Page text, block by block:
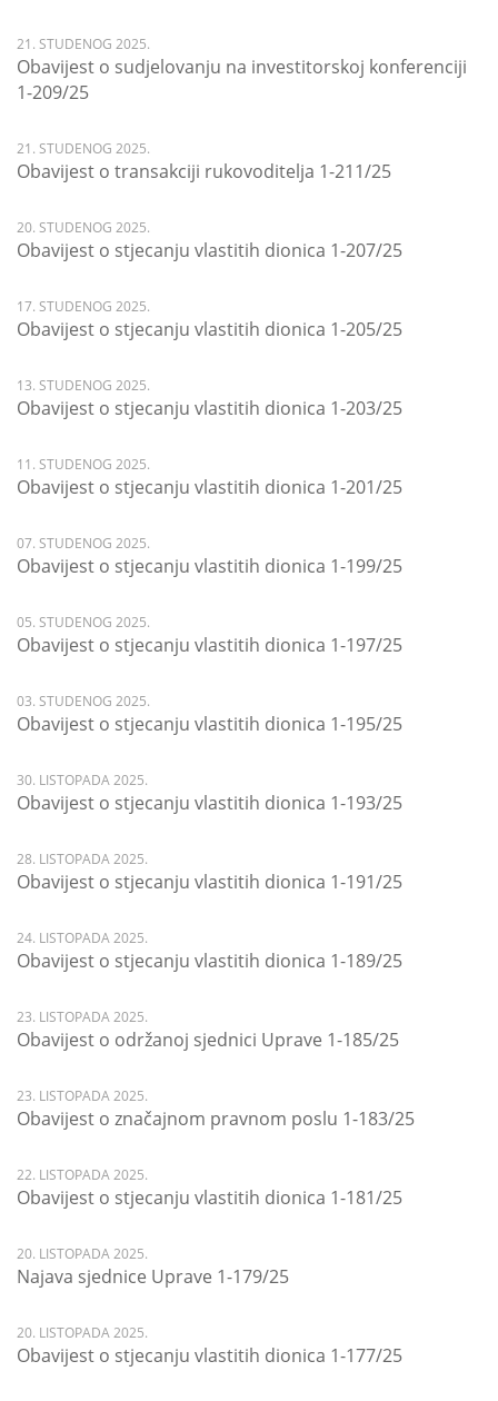
21. STUDENOG 2025.
Obavijest o sudjelovanju na investitorskoj konferenciji
1-209/25
21. STUDENOG 2025.
Obavijest o transakciji rukovoditelja 1-211/25
20. STUDENOG 2025.
Obavijest o stjecanju vlastitih dionica 1-207/25
17. STUDENOG 2025.
Obavijest o stjecanju vlastitih dionica 1-205/25
13. STUDENOG 2025.
Obavijest o stjecanju vlastitih dionica 1-203/25
11. STUDENOG 2025.
Obavijest o stjecanju vlastitih dionica 1-201/25
07. STUDENOG 2025.
Obavijest o stjecanju vlastitih dionica 1-199/25
05. STUDENOG 2025.
Obavijest o stjecanju vlastitih dionica 1-197/25
03. STUDENOG 2025.
Obavijest o stjecanju vlastitih dionica 1-195/25
30. LISTOPADA 2025.
Obavijest o stjecanju vlastitih dionica 1-193/25
28. LISTOPADA 2025.
Obavijest o stjecanju vlastitih dionica 1-191/25
24. LISTOPADA 2025.
Obavijest o stjecanju vlastitih dionica 1-189/25
23. LISTOPADA 2025.
Obavijest o održanoj sjednici Uprave 1-185/25
23. LISTOPADA 2025.
Obavijest o značajnom pravnom poslu 1-183/25
22. LISTOPADA 2025.
Obavijest o stjecanju vlastitih dionica 1-181/25
20. LISTOPADA 2025.
Najava sjednice Uprave 1-179/25
20. LISTOPADA 2025.
Obavijest o stjecanju vlastitih dionica 1-177/25